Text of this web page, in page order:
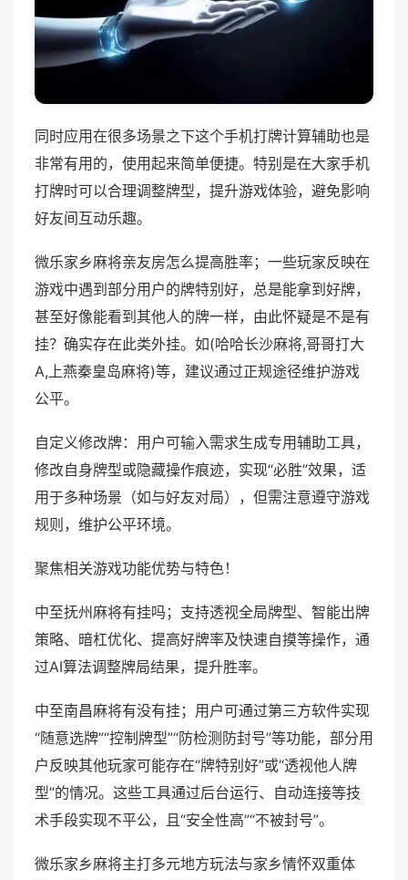
同时应用在很多场景之下这个手机打牌计算辅助也是
非常有用的，使用起来简单便捷。特别是在大家手机
打牌时可以合理调整牌型，提升游戏体验，避免影响
好友间互动乐趣。
微乐家乡麻将亲友房怎么提高胜率；一些玩家反映在
游戏中遇到部分用户的牌特别好，总是能拿到好牌，
甚至好像能看到其他人的牌一样，由此怀疑是不是有
挂？确实存在此类外挂。如(哈哈长沙麻将,哥哥打大
A,上燕秦皇岛麻将)等，建议通过正规途径维护游戏
公平。
自定义修改牌：用户可输入需求生成专用辅助工具，
修改自身牌型或隐藏操作痕迹，实现“必胜”效果，适
用于多种场景（如与好友对局），但需注意遵守游戏
规则，维护公平环境。
聚焦相关游戏功能优势与特色！
中至抚州麻将有挂吗；支持透视全局牌型、智能出牌
策略、暗杠优化、提高好牌率及快速自摸等操作，通
过AI算法调整牌局结果，提升胜率。
中至南昌麻将有没有挂；用户可通过第三方软件实现
“随意选牌”“控制牌型”“防检测防封号”等功能，部分用
户反映其他玩家可能存在“牌特别好”或“透视他人牌
型”的情况。这些工具通过后台运行、自动连接等技
术手段实现不平公，且“安全性高”“不被封号”。
微乐家乡麻将主打多元地方玩法与家乡情怀双重体